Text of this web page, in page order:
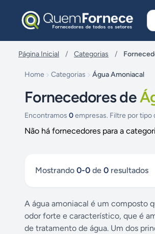
Página Inicial / Categorias /
Home Categorias Água Amoniacal
Fornecedores de
Encontramos 0empresas. Filtre por tipo
Não há fornecedores para a
Mostrando 0-0 de 0 resultados
A água amoniacal é um composto
odor forte e característico, que é
de tratamento de água. Um dos